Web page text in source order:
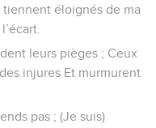
tiennent éloignés de ma
leurs pièges ; Ceux
injures Et murmurent
pas ; (Je suis)